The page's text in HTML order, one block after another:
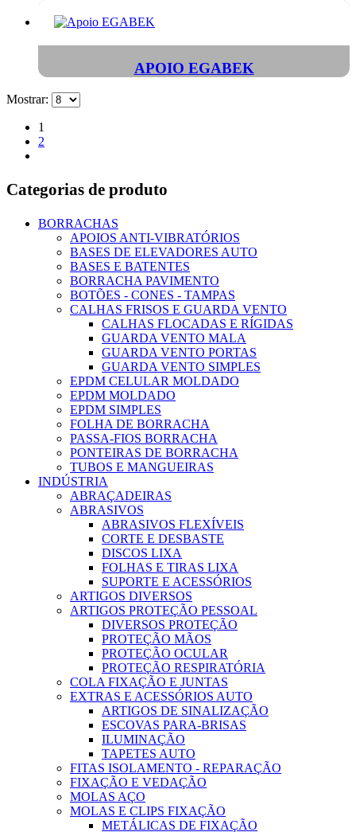
APOIO EGABEK
Mostrar:
1
2
Categorias de produto
BORRACHAS
APOIOS ANTI-VIBRATÓRIOS
BASES DE ELEVADORES AUTO
BASES E BATENTES
BORRACHA PAVIMENTO
BOTÕES - CONES - TAMPAS
CALHAS FRISOS E GUARDA VENTO
CALHAS FLOCADAS E RÍGIDAS
GUARDA VENTO MALA
GUARDA VENTO PORTAS
GUARDA VENTO SIMPLES
EPDM CELULAR MOLDADO
EPDM MOLDADO
EPDM SIMPLES
FOLHA DE BORRACHA
PASSA-FIOS BORRACHA
PONTEIRAS DE BORRACHA
TUBOS E MANGUEIRAS
INDÚSTRIA
ABRAÇADEIRAS
ABRASIVOS
ABRASIVOS FLEXÍVEIS
CORTE E DESBASTE
DISCOS LIXA
FOLHAS E TIRAS LIXA
SUPORTE E ACESSÓRIOS
ARTIGOS DIVERSOS
ARTIGOS PROTEÇÃO PESSOAL
DIVERSOS PROTEÇÃO
PROTEÇÃO MÃOS
PROTEÇÃO OCULAR
PROTEÇÃO RESPIRATÓRIA
COLA FIXAÇÃO E JUNTAS
EXTRAS E ACESSÓRIOS AUTO
ARTIGOS DE SINALIZAÇÃO
ESCOVAS PARA-BRISAS
ILUMINAÇÃO
TAPETES AUTO
FITAS ISOLAMENTO - REPARAÇÃO
FIXAÇÃO E VEDAÇÃO
MOLAS AÇO
MOLAS E CLIPS FIXAÇÃO
METÁLICAS DE FIXAÇÃO